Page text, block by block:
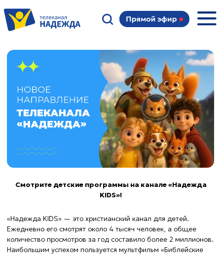
«Надежда KIDS» — это христианский канал для детей.
Ежедневно его смотрят около 4 тысяч человек, а общее
истории», который набрал 700 тысяч просмотров и привлек
новую аудиторию. Стабильный рост просмотров и
мы хотим развивать это направление.
На канале много видео с поделками, интересными фактами,
мультфильмами и другими детскими программами. Смотреть
канал «Надежда KIDS» можно на любой удобной для вас
платформе:YouTube,RUTUBE,VK Видео.
Смотрите детские программы на канале «Надежда